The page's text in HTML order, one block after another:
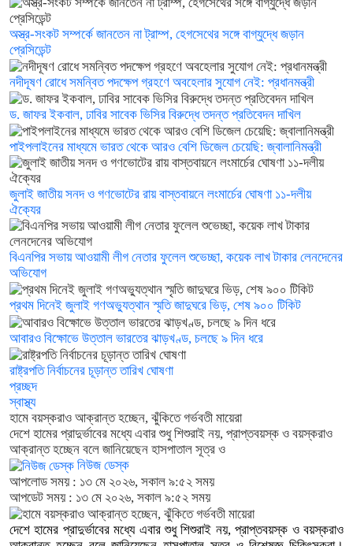
প্রচ্ছদ
স্বাস্থ্য
হামে বয়স্করাও আক্রান্ত হচ্ছেন, ঝুঁকিতে গর্ভবতী মায়েরা
দেশে হামের প্রাদুর্ভাবের মধ্যে এবার শুধু শিশুরাই নয়, প্রাপ্তবয়স্ক ও বয়স্করাও
আক্রান্ত হচ্ছেন বলে জানিয়েছেন হাসপাতাল সূত্র ও
নিউজ ডেস্ক
আপলোড সময় : ১৩ মে ২০২৬, সকাল ৯:৫২ সময়
আপডেট সময় : ১৩ মে ২০২৬, সকাল ৯:৫২ সময়
দেশে হামের প্রাদুর্ভাবের মধ্যে এবার শুধু শিশুরাই নয়, প্রাপ্তবয়স্ক ও বয়স্করাও
অস্ত্র-সংকট সম্পর্কে জানতেন না ট্রাম্প, হেগসেথের সঙ্গে বাগ্‌যুদ্ধে জড়ান
প্রেসিডেন্ট
নদীদূষণ রোধে সমন্বিত পদক্ষেপ গ্রহণে অবহেলার সুযোগ নেই: প্রধানমন্ত্রী
ড. জাফর ইকবাল, ঢাবির সাবেক ভিসির বিরুদ্ধে তদন্ত প্রতিবেদন দাখিল
পাইপলাইনের মাধ্যমে ভারত থেকে আরও বেশি ডিজেল চেয়েছি: জ্বালানিমন্ত্রী
জুলাই জাতীয় সনদ ও গণভোটের রায় বাস্তবায়নে লংমার্চের ঘোষণা ১১-দলীয়
ঐক্যের
বিএনপির সভায় আওয়ামী লীগ নেতার ফুলেল শুভেচ্ছা, কয়েক লাখ টাকার লেনদেনের
অভিযোগ
প্রথম দিনেই জুলাই গণঅভ্যুত্থান স্মৃতি জাদুঘরে ভিড়, শেষ ৯০০ টিকিট
আবারও বিক্ষোভে উত্তাল ভারতের ঝাড়খণ্ড, চলছে ৯ দিন ধরে
রাষ্ট্রপতি নির্বাচনের চূড়ান্ত তারিখ ঘোষণা